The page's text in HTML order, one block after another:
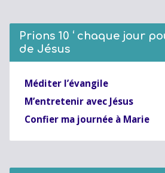
Prions 10 ‘ chaque jour
de Jésus
Méditer l’évangile
M’entretenir avec Jésus
Confier ma journée à Marie